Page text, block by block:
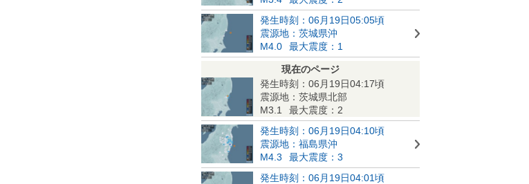
発生時刻：06月19日05:05頃
震源地：茨城県沖
M4.0
最大震度：1
現在のページ
発生時刻：06月19日04:17頃
震源地：茨城県北部
M3.1
最大震度：2
発生時刻：06月19日04:10頃
震源地：福島県沖
M4.3
最大震度：3
発生時刻：06月19日04:01頃